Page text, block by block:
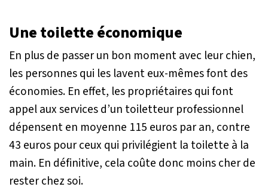
Une toilette économique
En plus de passer un bon moment avec leur chien,
les personnes qui les lavent eux-mêmes font des
économies. En effet, les propriétaires qui font
appel aux services d’un toiletteur professionnel
dépensent en moyenne 115 euros par an, contre
43 euros pour ceux qui privilégient la toilette à la
main. En définitive, cela coûte donc moins cher de
rester chez soi.